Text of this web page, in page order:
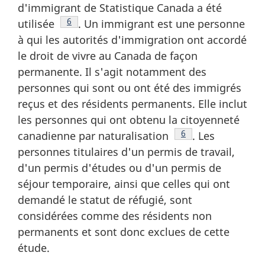
d'immigrant de Statistique Canada a été
utilisée
Note de bas de page
6
. Un immigrant est une personne
à qui les autorités d'immigration ont accordé
le droit de vivre au Canada de façon
permanente. Il s'agit notamment des
personnes qui sont ou ont été des immigrés
reçus et des résidents permanents. Elle inclut
les personnes qui ont obtenu la citoyenneté
canadienne par naturalisation
Note de bas de page
6
. Les
personnes titulaires d'un permis de travail,
d'un permis d'études ou d'un permis de
séjour temporaire, ainsi que celles qui ont
demandé le statut de réfugié, sont
considérées comme des résidents non
permanents et sont donc exclues de cette
étude.